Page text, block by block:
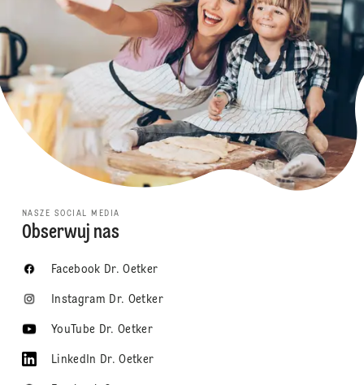
NASZE SOCIAL MEDIA
Obserwuj nas
Facebook Dr. Oetker
Instagram Dr. Oetker
YouTube Dr. Oetker
LinkedIn Dr. Oetker